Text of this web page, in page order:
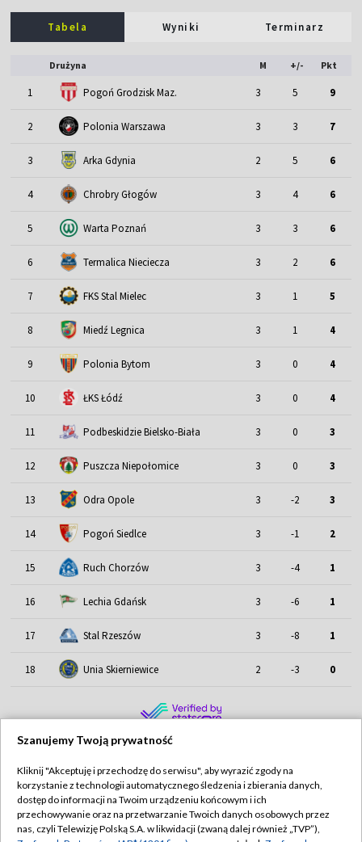
Tabela Wyniki Terminarz
Drużyna M +/- Pkt
1 Pogoń Grodzisk Maz. 3 5 9
2 Polonia Warszawa 3 3 7
3 Arka Gdynia 2 5 6
4 Chrobry Głogów 3 4 6
5 Warta Poznań 3 3 6
6 Termalica Nieciecza 3 2 6
7 FKS Stal Mielec 3 1 5
8 Miedź Legnica 3 1 4
9 Polonia Bytom 3 0 4
10 ŁKS Łódź 3 0 4
11 Podbeskidzie Bielsko-Biała 3 0 3
12 Puszcza Niepołomice 3 0 3
13 Odra Opole 3 -2 3
14 Pogoń Siedlce 3 -1 2
15 Ruch Chorzów 3 -4 1
16 Lechia Gdańsk 3 -6 1
17 Stal Rzeszów 3 -8 1
18 Unia Skierniewice 2 -3 0
TVP
Abonament TVP
Regulamin TVP
Szanujemy Twoją prywatność
Kliknij "Akceptuję i przechodzę do serwisu", aby wyrazić zgody na
korzystanie z technologii automatycznego śledzenia i zbierania danych,
dostęp do informacji na Twoim urządzeniu końcowym i ich
przechowywanie oraz na przetwarzanie Twoich danych osobowych przez
nas, czyli Telewizję Polską S.A. w likwidacji (zwaną dalej również „TVP”),